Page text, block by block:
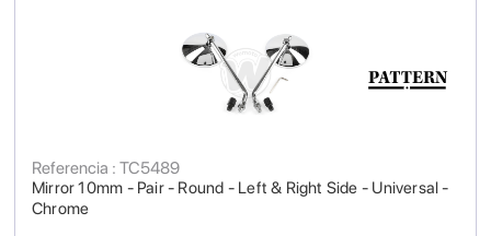
Mirror 10mm - Pair - Round - Left & Right Side - Universal -
Chrome
Referencia : TC5489